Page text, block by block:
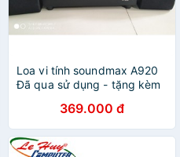
Loa vi tính soundmax A920
Đã qua sử dụng - tặng kèm
369.000 đ